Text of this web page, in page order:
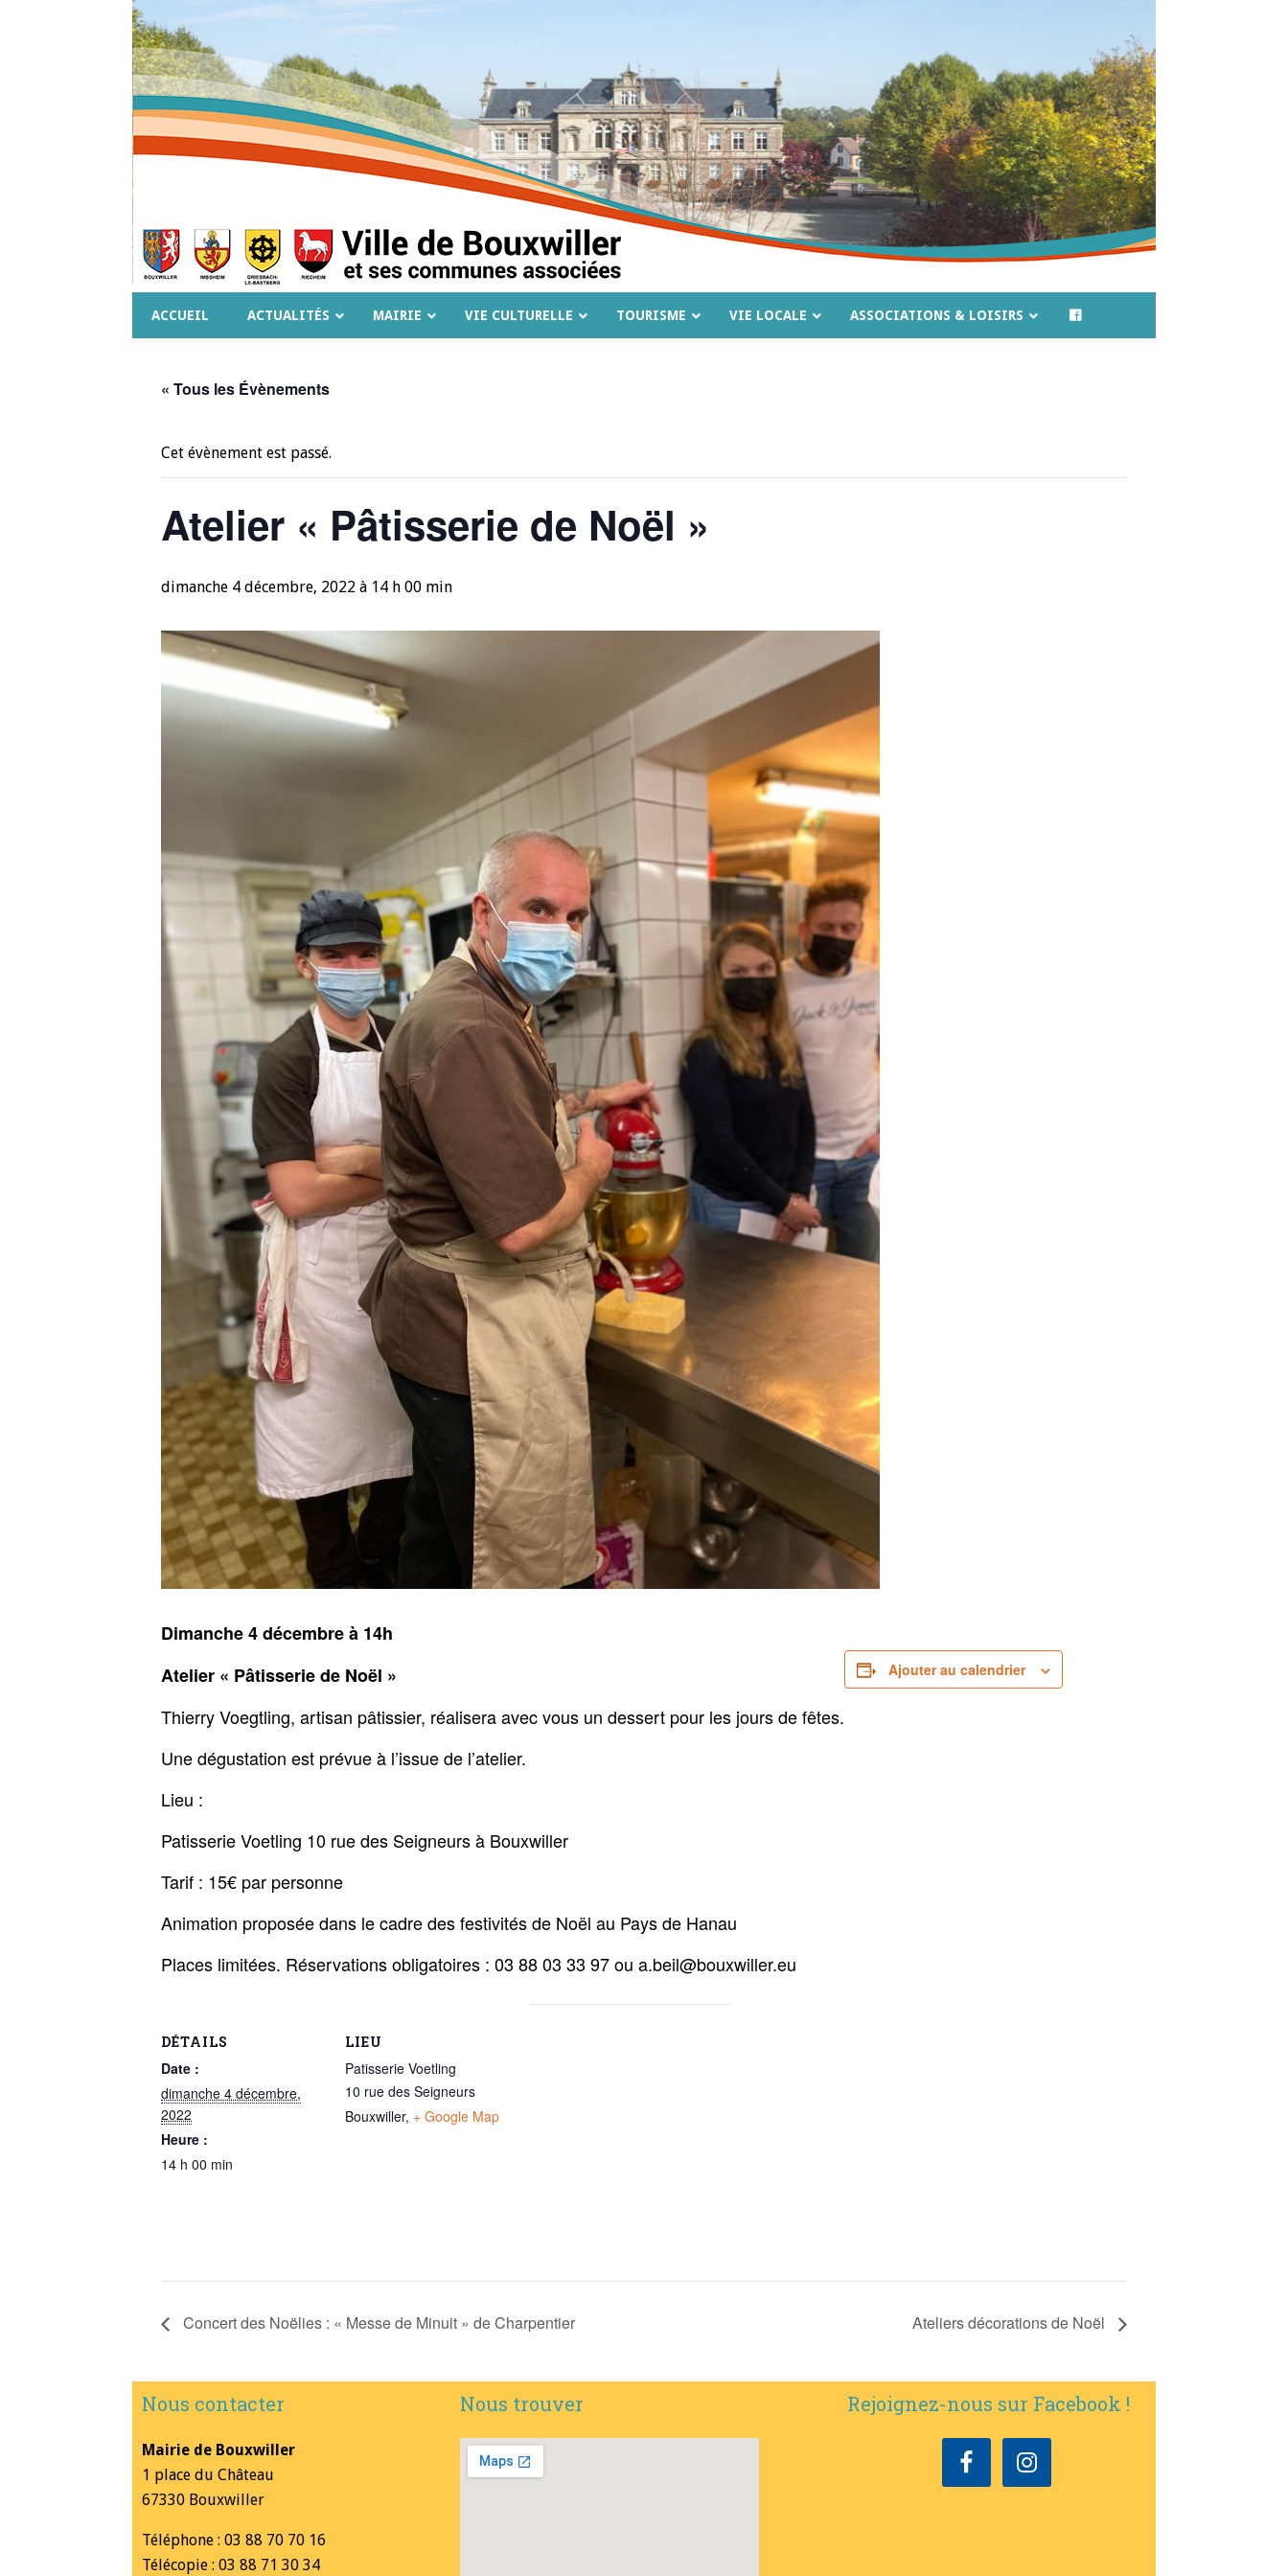
ACCUEIL ACTUALITÉS MAIRIE VIE CULTURELLE TOURISME VIE LOCALE ASSOCIATIONS & LOISIRS
« Tous les Évènements
Cet évènement est passé.
Atelier « Pâtisserie de Noël »
dimanche 4 décembre, 2022 à 14 h 00 min
Dimanche 4 décembre à 14h
Atelier « Pâtisserie de Noël »
Thierry Voegtling, artisan pâtissier, réalisera avec vous un dessert pour les jours de fêtes.
Une dégustation est prévue à l’issue de l’atelier.
Lieu :
Patisserie Voetling 10 rue des Seigneurs à Bouxwiller
Tarif : 15€ par personne
Animation proposée dans le cadre des festivités de Noël au Pays de Hanau
Places limitées. Réservations obligatoires : 03 88 03 33 97 ou a.beil@bouxwiller.eu
Ajouter au calendrier
DÉTAILS
Date :
dimanche 4 décembre,
2022
Heure :
14 h 00 min
LIEU
Patisserie Voetling
10 rue des Seigneurs
Bouxwiller, + Google Map
Concert des Noëlies : « Messe de Minuit » de Charpentier Ateliers décorations de Noël
Nous contacter
Mairie de Bouxwiller
1 place du Château
67330 Bouxwiller
Téléphone : 03 88 70 70 16
Télécopie : 03 88 71 30 34
Nous trouver Rejoignez-nous sur Facebook !